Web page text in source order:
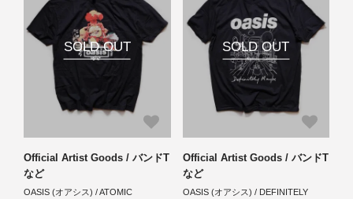
SOLD OUT
Official Artist Goods / バンドT
など
OASIS (オアシス) / ATOMIC
SOLD OUT
Official Artist Goods / バンドT
など
OASIS (オアシス) / DEFINITELY